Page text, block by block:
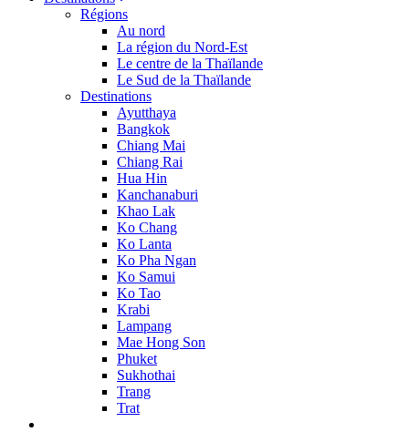
Régions
Au nord
La région du Nord-Est
Le centre de la Thaïlande
Le Sud de la Thaïlande
Destinations
Ayutthaya
Bangkok
Chiang Mai
Chiang Rai
Hua Hin
Kanchanaburi
Khao Lak
Ko Chang
Ko Lanta
Ko Pha Ngan
Ko Samui
Ko Tao
Krabi
Lampang
Mae Hong Son
Phuket
Sukhothai
Trang
Trat